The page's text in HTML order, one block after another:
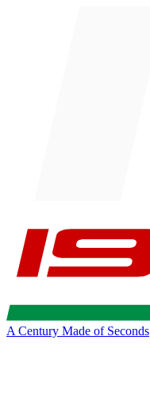
A Century Made of Seconds